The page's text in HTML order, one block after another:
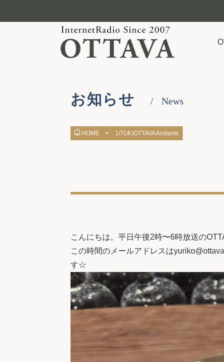
お知らせ News
HOME > 1/7(木)OTTAVA Andante
こんにちは。平日午後2時〜6時放送の
この時間のメールアドレスは
す☆